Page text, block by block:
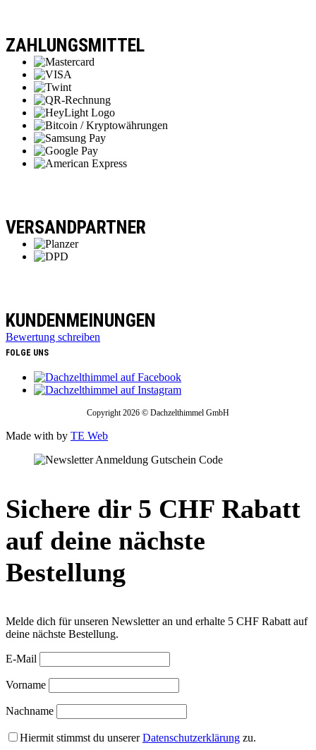
ZAHLUNGSMITTEL
VERSANDPARTNER
KUNDENMEINUNGEN
Bewertung schreiben
FOLGE UNS
Copyright 2026 © Dachzelthimmel GmbH
Made with by TE Web
Sichere dir 5 CHF Rabatt
auf deine nächste
Bestellung
Melde dich für unseren Newsletter an und erhalte 5 CHF Rabatt auf
deine nächste Bestellung.
E-Mail
Vorname
Nachname
Hiermit stimmst du unsererDatenschutzerklärung zu.